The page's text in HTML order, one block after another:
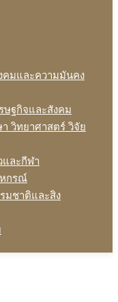
คมและความมันคง
ษฐกิจและสังคม
วิทยาศาสตร์ วิจัย
และกีฬา
หกรณ์
มชาติและสิง